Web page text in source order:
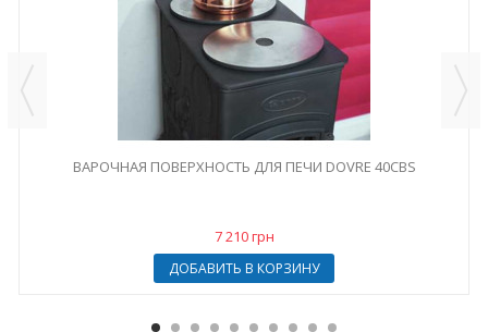
ВАРОЧНАЯ ПОВЕРХНОСТЬ ДЛЯ ПЕЧИ DOVRE 40CBS
7 210 грн
ДОБАВИТЬ В КОРЗИНУ